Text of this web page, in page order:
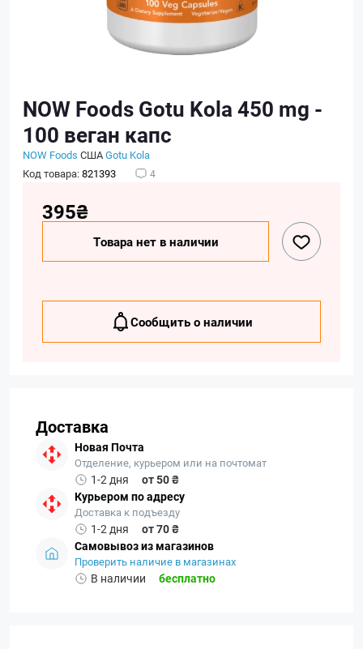
NOW Foods Gotu Kola 450 mg -
100 веган капс
NOW Foods СШАGotu Kola
Код товара:821393 4
395₴
Товара нет в наличии
Сообщить о наличии
Доставка
Новая Почта
Отделение, курьером или на почтомат
1-2 дня
от 50 ₴
Курьером по адресу
Доставка к подъезду
1-2 дня
от 70 ₴
Самовывоз из магазинов
Проверить наличие в магазинах
В наличии бесплатно